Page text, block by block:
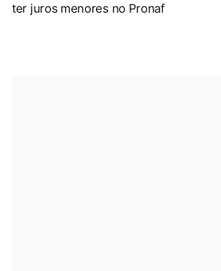
ter juros menores no Pronaf